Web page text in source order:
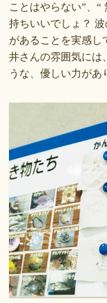
ことはやらない”、
持ちいいでしょ？
があることを実感し
井さんの雰囲気には
うな、優しい力があ